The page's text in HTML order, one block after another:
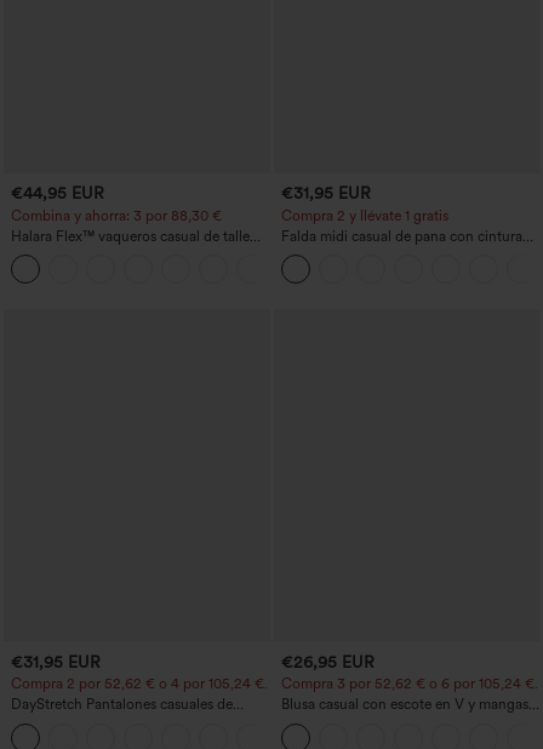
€44,95 EUR
Combina y ahorra: 3 por 88,30 €
Halara Flex™ vaqueros casual de talle
alto con bolsillos, estilo baggy de pierna
ancha, efecto lavado
€31,95 EUR
Compra 2 y llévate 1 gratis
Falda midi casual de pana con cintura
media y bolsillo lateral frontal con
solapa
€31,95 EUR
Compra 2 por 52,62 € o 4 por 105,24 €.
DayStretch Pantalones casuales de
cintura alta con pernera tipo barril y
bolsillos
€26,95 EUR
Compra 3 por 52,62 € o 6 por 105,24 €.
Blusa casual con escote en V y mangas
cortas abullonadas